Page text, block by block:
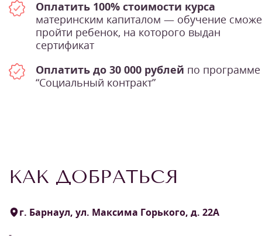
Оплатить 100% стоимости курса
материнским капиталом — обучение
пройти ребенок, на которого выдан
сертификат
Оплатить до 30 000 рублей по программе
“Социальный контракт”
КАК ДОБРАТЬСЯ
г. Барнаул, ул. Максима Горького, д. 22А
-